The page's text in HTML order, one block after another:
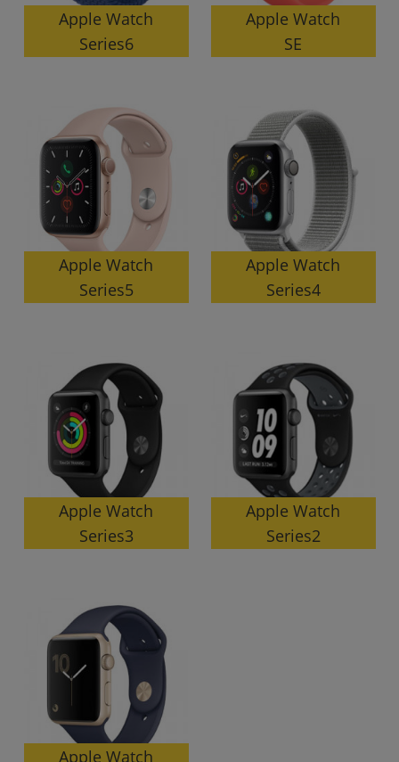
Apple Watch
Series6
Apple Watch
SE
Apple Watch
Series5
Apple Watch
Series4
Apple Watch
Series3
Apple Watch
Series2
Apple Watch